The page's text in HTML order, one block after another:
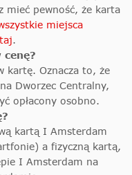
mieć pewność, że karta
miejsca
.
cenę?
kartę. Oznacza to, że
Dworzec Centralny,
opłacony osobno.
kartą I Amsterdam
a fizyczną kartą,
I Amsterdam na